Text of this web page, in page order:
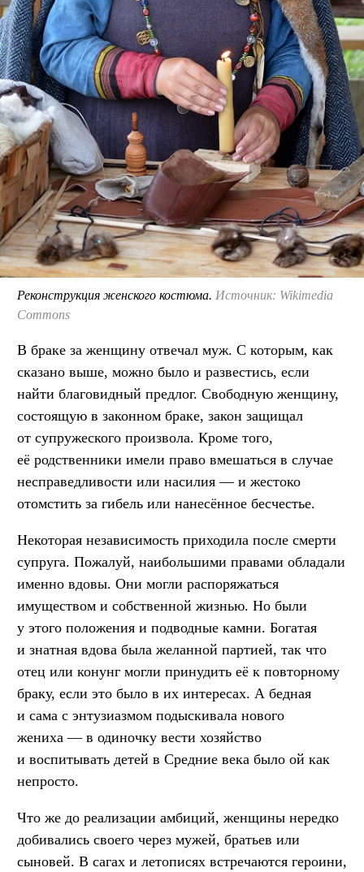
Реконструкция женского костюма. Источник: Wikimedia
Commons
В браке за женщину отвечал муж. С которым, как
сказано выше, можно было и развестись, если
найти благовидный предлог. Свободную женщину,
состоящую в законном браке, закон защищал
от супружеского произвола. Кроме того,
её родственники имели право вмешаться в случае
несправедливости или насилия — и жестоко
отомстить за гибель или нанесённое бесчестье.
Некоторая независимость приходила после смерти
супруга. Пожалуй, наибольшими правами обладали
именно вдовы. Они могли распоряжаться
имуществом и собственной жизнью. Но были
у этого положения и подводные камни. Богатая
и знатная вдова была желанной партией, так что
отец или конунг могли принудить её к повторному
браку, если это было в их интересах. А бедная
и сама с энтузиазмом подыскивала нового
жениха — в одиночку вести хозяйство
и воспитывать детей в Средние века было ой как
непросто.
Что же до реализации амбиций, женщины нередко
добивались своего через мужей, братьев или
сыновей. В сагах и летописях встречаются героини,